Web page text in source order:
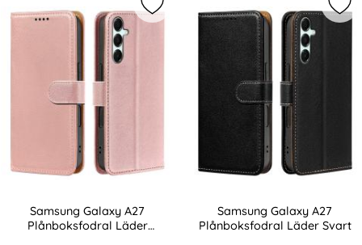
Samsung Galaxy A27
Plånboksfodral Läder
Markera samsung Galaxy A27
Samsung Galaxy A27
Plånboksfodral Läder Svart